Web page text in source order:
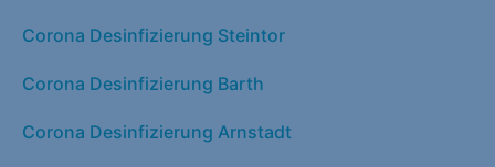
Corona Desinfizierung Steintor
Corona Desinfizierung Barth
Corona Desinfizierung Arnstadt